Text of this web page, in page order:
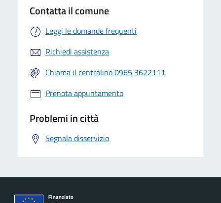
Contatta il comune
Leggi le domande frequenti
Richiedi assistenza
Chiama il centralino 0965 3622111
Prenota appuntamento
Problemi in città
Segnala disservizio